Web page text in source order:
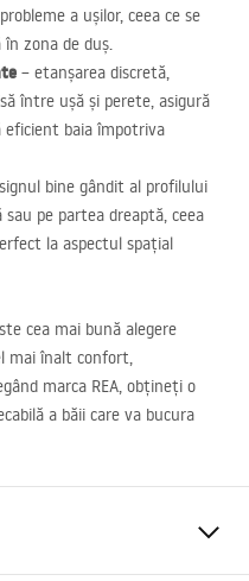
a ușilor, ceea ce se
zona de duș.
– etanșarea discretă,
între ușă și perete, asigură
baia împotriva
bine gândit al profilului
pe partea dreaptă, ceea
la aspectul spațial
cea mai bună alegere
mai înalt confort,
marca REA, obțineți o
a băii care va bucura